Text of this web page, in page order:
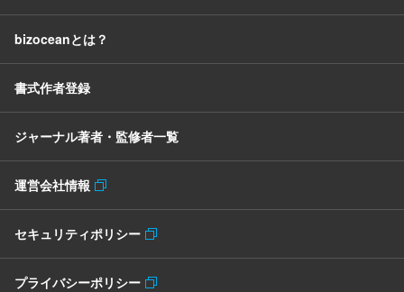
bizoceanとは？
書式作者登録
ジャーナル著者・監修者一覧
運営会社情報
セキュリティポリシー
プライバシーポリシー